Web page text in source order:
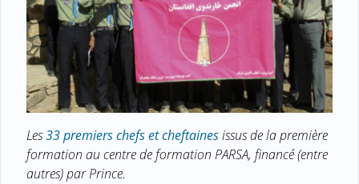
Les33 premiers chefs et cheftainesissus de la première
formation au centre de formation PARSA, financé (entre
autres) par Prince.